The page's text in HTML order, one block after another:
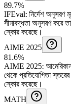
89.7%
IFEval: নির্দেশ অনুসরণ
সীমাবদ্ধতা অনুসরণ করে
স্কোর করেছে।
AIME 2025
81.6%
AIME 2025:
থেকে প্রতিযোগিতা
স্কোর করেছে।
MATH